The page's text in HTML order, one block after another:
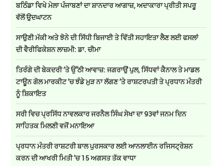
ਬਠਿੰਡਾ ਵਿਖੇ ਮੇਲਾ ਪੰਜਾਬਣਾਂ ਦਾ ਸ਼ਾਨਦਾਰ ਆਗਾਜ਼, ਅਦਾਕਾਰਾ ਪ੍ਰੀਤੀ ਸਪਰੂ
ਵੱਲੋਂ ਉਦਘਾਟਨ
ਸਾਉਣੀ ਮੱਕੀ ਅਤੇ ਝੋਨੇ ਦੀ ਸਿੱਧੀ ਬਿਜਾਈ ਤੇ ਵਿੱਤੀ ਸਹਾਇਤਾ ਲੈਣ ਲਈ ਫਸਲਾਂ
ਦੀ ਵੈਰੀਫਿਕੇਸ਼ਨ ਲਾਜ਼ਮੀ: ਡਾ. ਚੀਮਾ
ਤਿਰੰਗੇ ਦੀ ਬੇਕਦਰੀ ’ਤੇ ਉੱਠੀ ਆਵਾਜ਼: ਜਗਰਾਉਂ ਪੁਲ, ਸਿੱਧਵਾਂ ਕੈਨਾਲ ਤੇ ਮਾਡਲ
ਟਾਊਨ ਗੋਲ ਮਾਰਕੀਟ ’ਚ ਝੰਡੇ ਮੁੜ ਨਾ ਲੱਗਣ ’ਤੇ ਰਾਸ਼ਟਰਪਤੀ ਤੇ ਪ੍ਰਧਾਨ ਮੰਤਰੀ
ਨੂੰ ਸ਼ਿਕਾਇਤ
ਸਰੀ ਵਿਚ ਪ੍ਰਸਿੱਧ ਨਾਵਲਕਾਰ ਜਰਨੈਲ ਸਿੰਘ ਸੇਖਾ ਦਾ 93ਵਾਂ ਜਨਮ ਦਿਨ
ਸਾਹਿਤਕ ਮਿਲਣੀ ਵਜੋਂ ਮਨਾਇਆ
ਪ੍ਰਧਾਨ ਮੰਤਰੀ ਰਾਸ਼ਟਰੀ ਬਾਲ ਪੁਰਸਕਾਰ ਲਈ ਆਨਲਾਈਨ ਰਜਿਸਟ੍ਰੇਸ਼ਨ
ਕਰਨ ਦੀ ਆਖਰੀ ਮਿਤੀ ’ਚ 15 ਅਗਸਤ ਤੱਕ ਵਾਧਾ